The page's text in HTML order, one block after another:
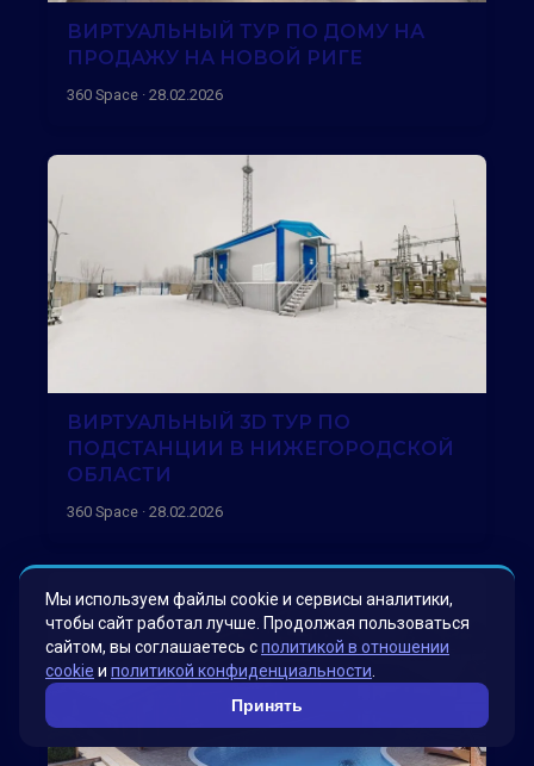
ВИРТУАЛЬНЫЙ ТУР ПО ДОМУ НА
ПРОДАЖУ НА НОВОЙ РИГЕ
360 Space · 28.02.2026
ВИРТУАЛЬНЫЙ 3D ТУР ПО
ПОДСТАНЦИИ В НИЖЕГОРОДСКОЙ
ОБЛАСТИ
360 Space · 28.02.2026
Мы используем файлы cookie и сервисы аналитики,
чтобы сайт работал лучше. Продолжая пользоваться
сайтом, вы соглашаетесь сполитикой в отношении
cookie и политикой конфиденциальности
Принять